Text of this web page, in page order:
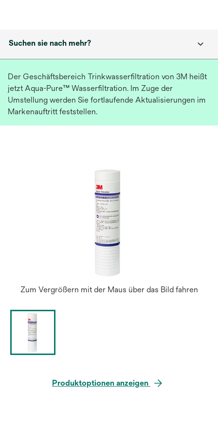
Suchen sie nach mehr?
Der Geschäftsbereich Trinkwasserfiltration von 3M heißt
jetzt Aqua-Pure™ Wasserfiltration. Im Zuge der
Umstellung werden Sie fortlaufende Aktualisierungen im
Markenauftritt feststellen.
Zum Vergrößern mit der Maus über das Bild fahren
Produktoptionen anzeigen